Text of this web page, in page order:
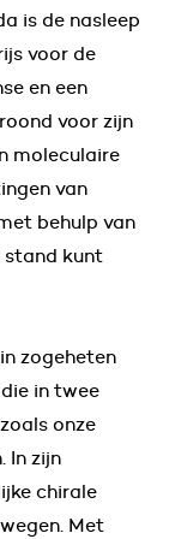
is de nasleep
voor de
en een
voor zijn
moleculaire
van
behulp van
stand kunt
zogeheten
in twee
onze
In zijn
chirale
Met